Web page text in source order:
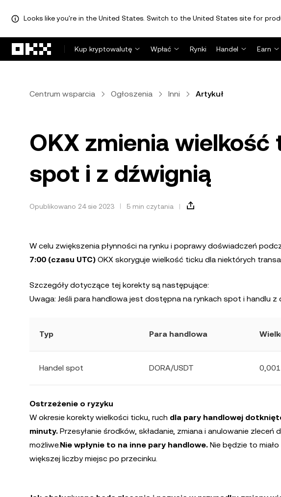
Looks like you're in the United States. Switch to the United States site for
Kup kryptowalutę
Wpłać Rynki Handel Earn
Centrum wsparcia Ogłoszenia Inni Artykuł
OKX zmienia
spot i z dźwignią
Opublikowano 24 sie 2023 5 min czytania
W celu zwiększenia płynności na rynku i poprawy doświadczeń
7:00 (czasu UTC) OKX skoryguje wielkość ticku dla niektórych
Szczegóły dotyczące tej korekty są następujące:
Uwaga: Jeśli para handlowa jest dostępna na rynkach spot i handlu
Typ Para handlowa
Handel spot DORA/USDT 0,001
Ostrzeżenie o ryzyku
W okresie korekty wielkości ticku, ruch dla pary handlowej
minuty. Przesyłanie środków, składanie, zmiana i anulowanie
możliwe.Nie wpłynie to na inne pary handlowe. Nie będzie to
większej liczby miejsc po przecinku.